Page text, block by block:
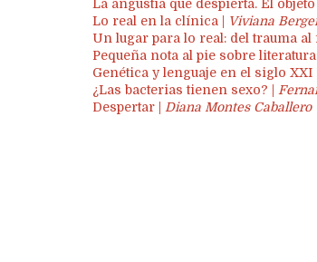
La angustia que despierta. El objeto
Lo real en la clínica |
Viviana
Un lugar para lo real: del trauma al
Pequeña nota al pie sobre
Genética y lenguaje en el siglo XXI |
¿Las bacterias tienen sexo? |
Despertar | Diana Montes Caballero